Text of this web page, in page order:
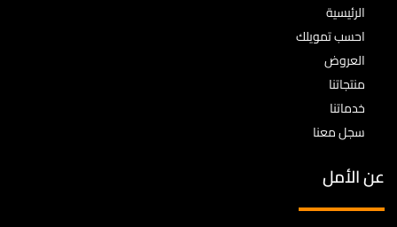
الرئيسية
احسب تمويلك
العروض
منتجاتنا
خدماتنا
سجل معنا
عن الأمل